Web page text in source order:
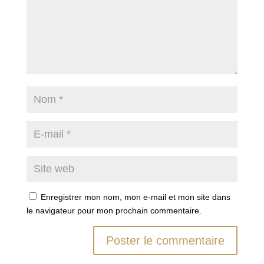
Enregistrer mon nom, mon e-mail et mon site dans
le navigateur pour mon prochain commentaire.